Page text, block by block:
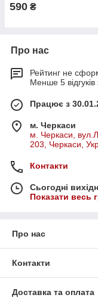
590 ₴
Про нас
Рейтинг не
Менше 5 відгуків
Працює з
м. Черкаси
м. Черкаси,
203, Черкаси,
Контакти
Сьогодні
Показати весь
Про нас
Контакти
Доставка та оплата